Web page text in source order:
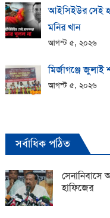
আইসিইউর সেই
মনির খান
আগস্ট ৫, ২০২৬
মির্জাগঞ্জে
আগস্ট ৫, ২০২৬
সর্বাধিক পঠিত
সেনানিবাসে
হাফিজের